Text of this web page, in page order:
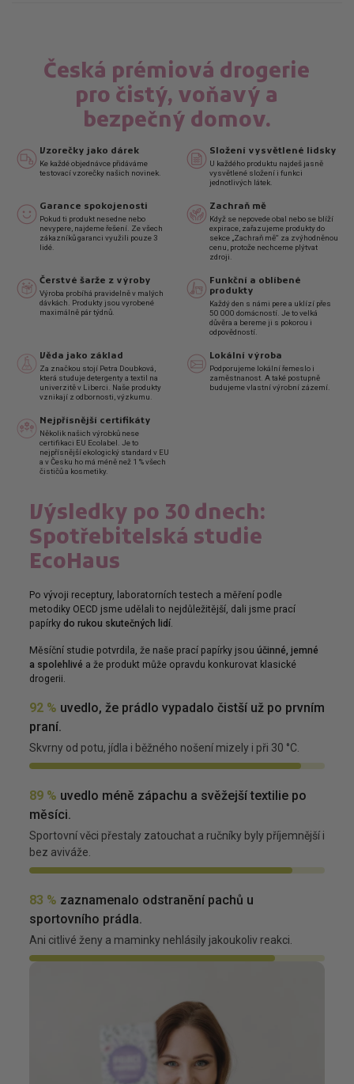
Česká prémiová drogerie
pro čistý, voňavý a
bezpečný domov.
Vzorečky jako dárek
Ke každé objednávce přidáváme
testovací vzorečky našich novinek.
Složení vysvětlené lidsky
U každého produktu najdeš jasně
vysvětlené složení i funkci
jednotlivých látek.
Garance spokojenosti
Pokud ti produkt nesedne nebo
nevypere, najdeme řešení. Ze všech
zákazníků garanci využili pouze 3
lidé.
Zachraň mě
Když se nepovede obal nebo se blíží
expirace, zařazujeme produkty do
sekce „Zachraň mě“ za zvýhodněnou
cenu, protože nechceme plýtvat
zdroji.
Čerstvé šarže z výroby
Výroba probíhá pravidelně v malých
dávkách. Produkty jsou vyrobené
maximálně pár týdnů.
Funkční a oblíbené
produkty
Každý den s námi pere a uklízí přes
50 000 domácností. Je to velká
důvěra a bereme ji s pokorou i
odpovědností.
Věda jako základ
Za značkou stojí Petra Doubková,
která studuje detergenty a textil na
univerzitě v Liberci. Naše produkty
vznikají z odbornosti, výzkumu.
Lokální výroba
Podporujeme lokální řemeslo i
zaměstnanost. A také postupně
budujeme vlastní výrobní zázemí.
Nejpřísnější certifikáty
Několik našich výrobků nese
certifikaci EU Ecolabel. Je to
nejpřísnější ekologický standard v EU
a v Česku ho má méně než 1 % všech
čističů a kosmetiky.
Výsledky po 30 dnech:
Spotřebitelská studie
EcoHaus
Po vývoji receptury, laboratorních testech a měření podle
metodiky OECD jsme udělali to nejdůležitější, dali jsme prací
papírky do rukou skutečných lidí.
Měsíční studie potvrdila, že naše prací papírky jsou účinné, jemné
a spolehlivé a že produkt může opravdu konkurovat klasické
drogerii.
92 % uvedlo, že prádlo vypadalo čistší už po prvním
praní.
Skvrny od potu, jídla i běžného nošení mizely i při 30 °C.
89 % uvedlo méně zápachu a svěžejší textilie po
měsíci.
Sportovní věci přestaly zatouchat a ručníky byly příjemnější i
bez aviváže.
83 % zaznamenalo odstranění pachů u
sportovního prádla.
Ani citlivé ženy a maminky nehlásily jakoukoliv reakci.